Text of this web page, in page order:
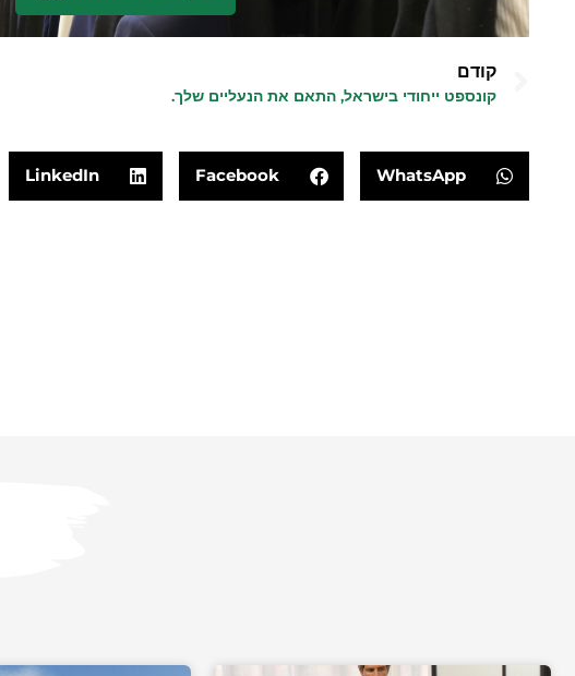
קודם
קונספט ייחודי בישראל, התאם את הנעליים שלך.
WhatsApp
Facebook
LinkedIn